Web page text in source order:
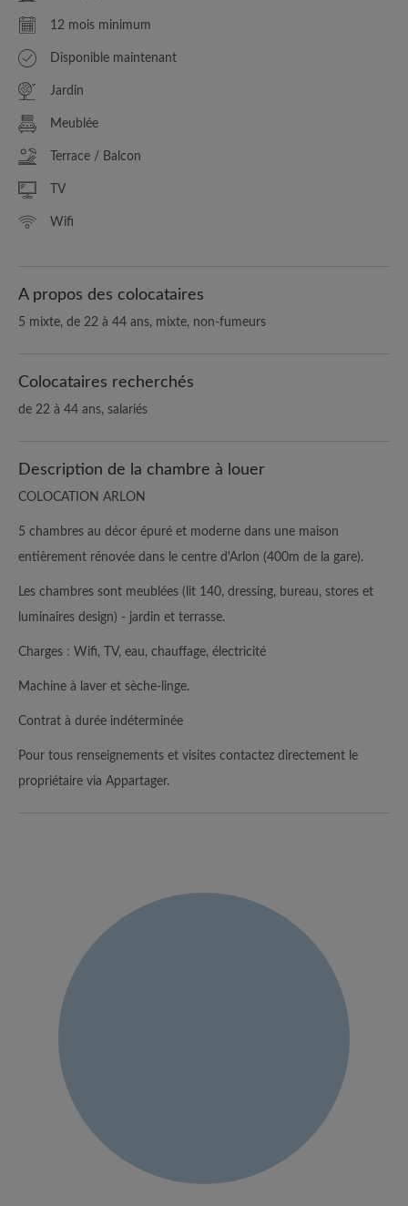
12 mois minimum
Disponible maintenant
Jardin
Meublée
Terrace / Balcon
TV
Wifi
A propos des colocataires
5 mixte, de 22 à 44 ans, mixte, non-fumeurs
Colocataires recherchés
de 22 à 44 ans, salariés
Description de la chambre à louer
COLOCATION ARLON
5 chambres au décor épuré et moderne dans une maison
entièrement rénovée dans le centre d'Arlon (400m de la gare).
Les chambres sont meublées (lit 140, dressing, bureau, stores et
luminaires design) - jardin et terrasse.
Charges : Wifi, TV, eau, chauffage, électricité
Machine à laver et sèche-linge.
Contrat à durée indéterminée
Pour tous renseignements et visites contactez directement le
propriétaire via Appartager.